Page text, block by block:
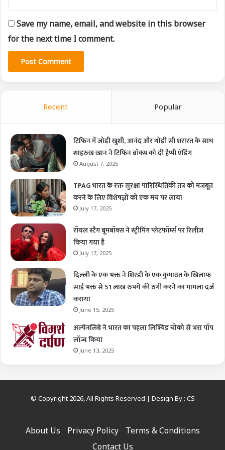
Save my name, email, and website in this browser
for the next time I comment.
Recent Popular
टिफिन में जोड़ी खुशी, आनंद और थोड़ी सी शरारत के साथ
शाहरुख खान ने टिफिन बॉक्स को दी हैप्पी एंडिंग
August 7, 2025
TPAG भारत के रक्त सुरक्षा पारिस्थितिकी तंत्र को मज़बूत
करने के लिए विशेषज्ञों को एक मंच पर लाया
July 17, 2025
रॉयल स्टैग बूमबॉक्स ने स्ट्रीमिंग प्लेटफॉर्म्स पर रिलीज़
किया गया है
July 17, 2025
दिल्ली के एक भक्त ने शिरडी के एक कुमावत के खिलाफ
साईं भक्त से 51 लाख रुपये की ठगी करने का मामला दर्ज
कराया
June 15, 2025
अल्पेनलिबे ने भारत का पहला लिक्विड चोको से भरा पॉप
लॉन्च किया
June 13, 2025
© Copyright 2026, All Rights Reserved | Design By : CS
About Us Privacy Policy
Terms & Conditions
Contact Us